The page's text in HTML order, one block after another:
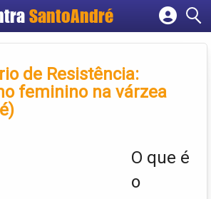
SantoAndré
Cadastrar empresa
Criar conta
de Resistência:
feminino na várzea
O que é
o